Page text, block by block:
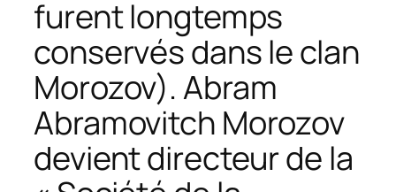
furent longtemps
conservés dans le clan
Morozov). Abram
Abramovitch Morozov
devient directeur de la